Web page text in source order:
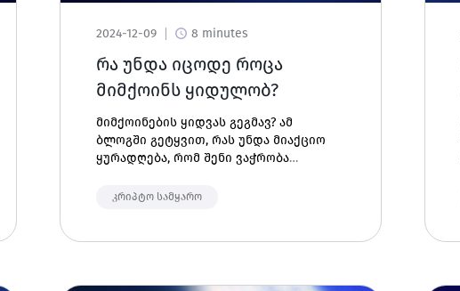
2024-12-09 8 minutes
რა უნდა იცოდე როცა
მიმქოინს ყიდულობ?
მიმქოინების ყიდვას გეგმავ? ამ
ბლოგში გეტყვით, რას უნდა მიაქციო
ყურადღება, რომ შენი ვაჭრობა
კრიპტო სამყარო